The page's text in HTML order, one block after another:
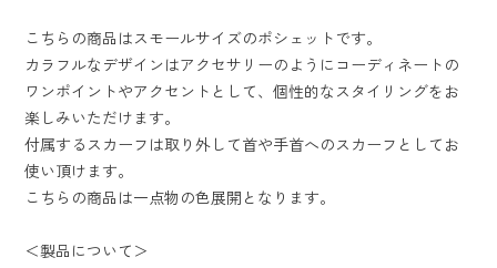
こちらの商品はスモールサイズのポシェットです。
カラフルなデザインはアクセサリーのようにコーディネートの
ワンポイントやアクセントとして、個性的なスタイリングをお
楽しみいただけます。
付属するスカーフは取り外して首や手首へのスカーフとしてお
使い頂けます。
こちらの商品は一点物の色展開となります。
＜製品について＞